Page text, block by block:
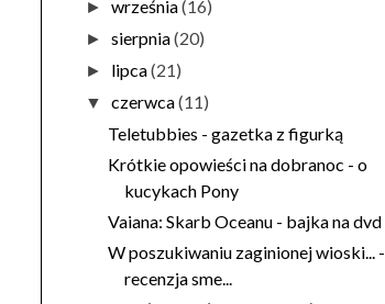
►września(16)
►sierpnia(20)
► lipca(21)
▼czerwca(11)
Teletubbies - gazetka z figurką
Krótkie opowieści na dobranoc - o
kucykach Pony
Vaiana: Skarb Oceanu - bajka na dvd
W poszukiwaniu zaginionej wioski... -
recenzja sme...